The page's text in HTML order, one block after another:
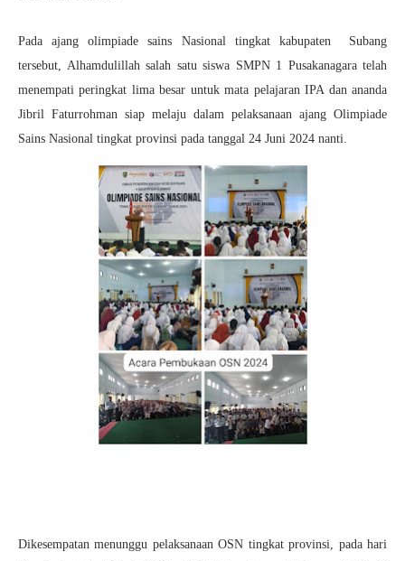
Pada ajang olimpiade sains Nasional tingkat kabupaten Subang
tersebut, Alhamdulillah salah satu siswa SMPN 1 Pusakanagara telah
menempati peringkat lima besar untuk mata pelajaran IPA dan ananda
Jibril Faturrohman siap melaju dalam pelaksanaan ajang Olimpiade
Sains Nasional tingkat provinsi pada tanggal 24 Juni 2024 nanti.
Dikesempatan menunggu pelaksanaan OSN tingkat provinsi, pada hari